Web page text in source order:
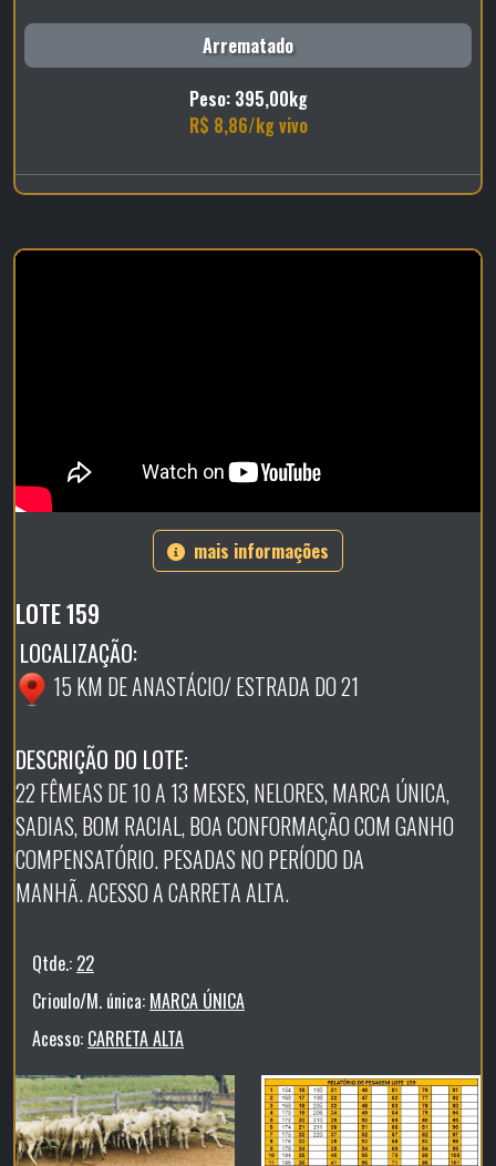
Arrematado
Peso: 395,00kg
R$ 8,86/kg vivo
mais informações
LOTE 159
LOCALIZAÇÃO:
15 KM DE ANASTÁCIO/ ESTRADA DO 21
DESCRIÇÃO DO LOTE:
22 FÊMEAS DE 10 A 13 MESES, NELORES, MARCA ÚNICA,
SADIAS, BOM RACIAL, BOA CONFORMAÇÃO COM GANHO
COMPENSATÓRIO. PESADAS NO PERÍODO DA
MANHÃ. ACESSO A CARRETA ALTA.
Qtde.: 22
Crioulo/M. única: MARCA ÚNICA
Acesso: CARRETA ALTA